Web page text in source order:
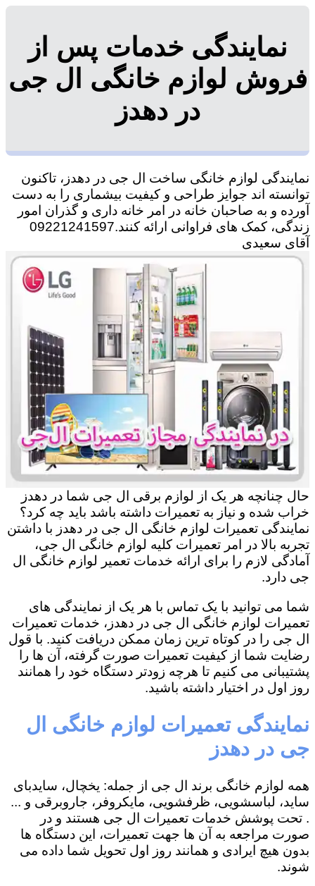
نمایندگی خدمات پس از
فروش لوازم خانگی ال جی
در دهدز
نمایندگی لوازم خانگی ساخت ال جی در دهدز، تاکنون
توانسته اند جوایز طراحی و کیفیت بیشماری را به دست
آورده و به صاحبان خانه در امر خانه داری و گذران امور
زندگی، کمک های فراوانی ارائه کنند.09221241597
آقای سعیدی
حال چنانچه هر یک از لوازم برقی ال جی شما در دهدز
خراب شده و نیاز به تعمیرات داشته باشد باید چه کرد؟
نمایندگی تعمیرات لوازم خانگی ال جی در دهدز با داشتن
تجربه بالا در امر تعمیرات کلیه لوازم خانگی ال جی،
آمادگی لازم را برای ارائه خدمات تعمیر لوازم خانگی ال
جی دارد.
شما می توانید با یک تماس با هر یک از نمایندگی های
تعمیرات لوازم خانگی ال جی در دهدز، خدمات تعمیرات
ال جی را در کوتاه ترین زمان ممکن دریافت کنید. با قول
رضایت شما از کیفیت تعمیرات صورت گرفته، آن ها را
پشتیبانی می کنیم تا هرچه زودتر دستگاه خود را همانند
روز اول در اختیار داشته باشید.
نمایندگی تعمیرات لوازم خانگی ال
جی در دهدز
همه لوازم خانگی برند ال جی از جمله: یخچال، سایدبای
ساید، لباسشویی، ظرفشویی، مایکروفر، جاروبرقی و ...
. تحت پوشش خدمات تعمیرات ال جی هستند و در
صورت مراجعه به آن ها جهت تعمیرات، این دستگاه ها
بدون هیچ ایرادی و همانند روز اول تحویل شما داده می
شوند.